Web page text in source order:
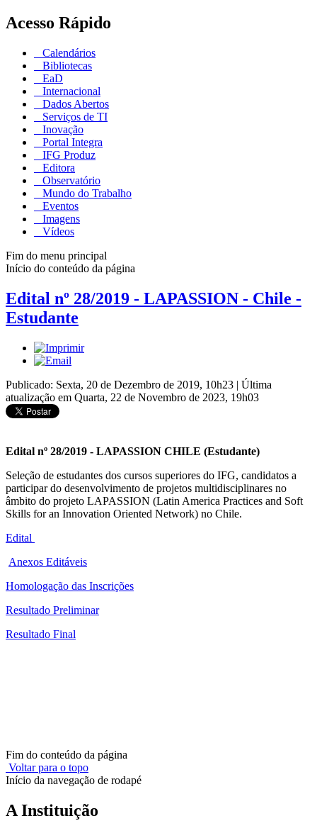
Acesso Rápido
Calendários
Bibliotecas
EaD
Internacional
Dados Abertos
Serviços de TI
Inovação
Portal Integra
IFG Produz
Editora
Observatório
Mundo do Trabalho
Eventos
Imagens
Vídeos
Fim do menu principal
Início do conteúdo da página
Edital nº 28/2019 - LAPASSION - Chile -
Estudante
Publicado: Sexta, 20 de Dezembro de 2019, 10h23 | Última
atualização em Quarta, 22 de Novembro de 2023, 19h03
Edital nº 28/2019 - LAPASSION CHILE (Estudante)
Seleção de estudantes dos cursos superiores do IFG, candidatos a
participar do desenvolvimento de projetos multidisciplinares no
âmbito do projeto LAPASSION (Latin America Practices and Soft
Skills for an Innovation Oriented Network) no Chile.
Edital
Anexos Editáveis
Homologação das Inscrições
Resultado Preliminar
Resultado Final
Fim do conteúdo da página
Voltar para o topo
Início da navegação de rodapé
A Instituição